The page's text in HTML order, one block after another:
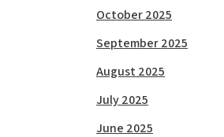
October 2025
September 2025
August 2025
July 2025
June 2025